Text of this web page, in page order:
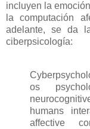
incluyen la
la computación
adelante, se da
ciberpsicología:
os
humans
affective